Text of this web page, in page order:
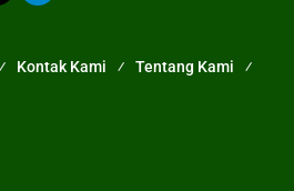
Kontak Kami
Tentang Kami